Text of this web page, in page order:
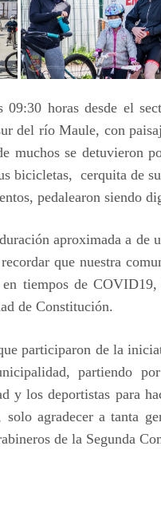
09:30 horas desde el
del río Maule, con
muchos se detuvieron
bicicletas, cerquita de
pedalearon siendo
aproximada a
que nuestra
tiempos de
de Constitución.
participaron de la
partiendo
y los deportistas para
agradecer a tanta
de la Segunda